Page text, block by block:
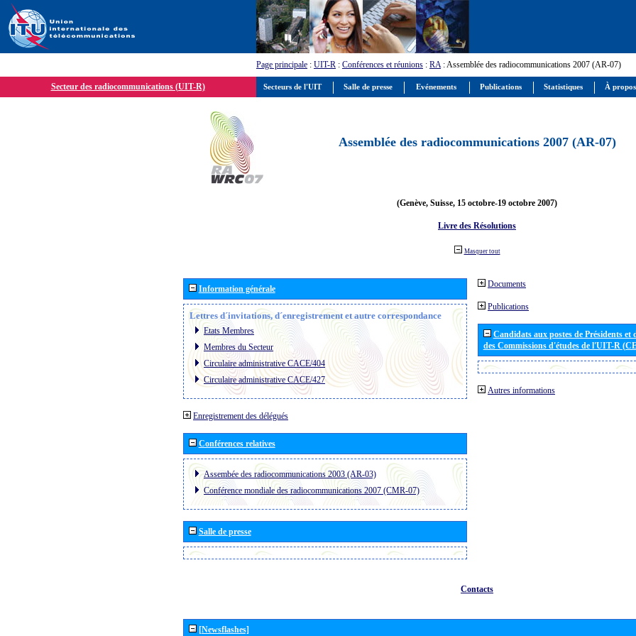
Page principale : UIT-R : Conférences et réunions : RA: Assemblée des radiocommunications 2007 (AR-07)
Secteur des radiocommunications (UIT-R)
Assemblée des radiocommunications 2007 (AR-07)
(Genève, Suisse, 15 octobre-19 octobre 2007)
Livre des Résolutions
Masquer tout
Information générale
Lettres d´invitations, d´enregistrement et autre correspondance
Etats Membres
Membres du Secteur
Circulaire administrative CACE/404
Circulaire administrative CACE/427
Enregistrement des délégués
Conférences relatives
Assembée des radiocommunications 2003 (AR-03)
Conférence mondiale des radiocommunications 2007 (CMR-07)
Salle de presse
Documents
Publications
Candidats aux postes de Présidents et
des Commissions d'études de l'UIT-R
Autres informations
Contacts
[Newsflashes]
Secteurs de l'UIT Salle de presse Evénements Publications Statistiques À